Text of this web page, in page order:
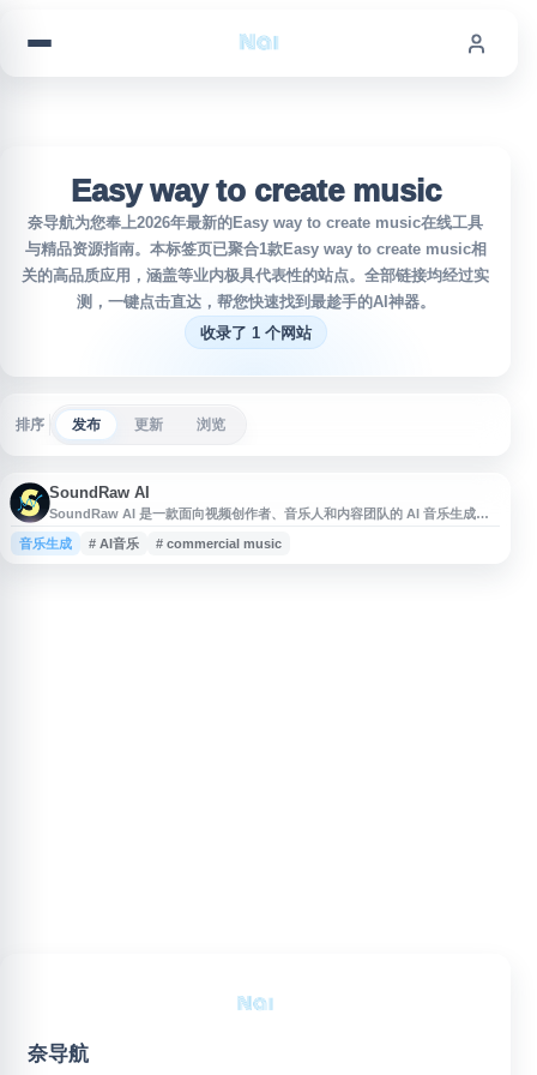
Easy way to create music
奈导航为您奉上2026年最新的Easy way to create music在线工具
与精品资源指南。本标签页已聚合1款Easy way to create music相
关的高品质应用，涵盖等业内极具代表性的站点。全部链接均经过实
测，一键点击直达，帮您快速找到最趁手的AI神器。
收录了 1 个网站
排序 发布 更新 浏览
SoundRaw AI
SoundRaw AI 是一款面向视频创作者、音乐人和内容团队的 AI 音乐生成工
具，可快速创建免版税背景音乐与节拍。用户可根据风格、情绪、时长等条件
生成音乐，并进一步自定义乐器编排、下载分轨文件，用于 YouTube 视频、
音乐生成 # AI音乐 # commercial music
奈导航